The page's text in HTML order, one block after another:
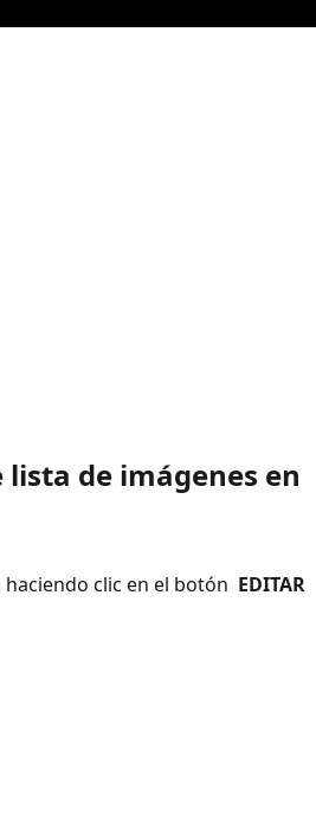
lista de imágenes en
clic en el botón EDITAR